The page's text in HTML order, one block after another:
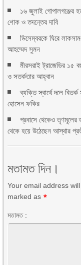
১৬ জুলাই গোপালগঞ্জের
শোক ও তদন্তের দাবি
ডিসেম্বরকে ঘিরে
আহম্মেদ সুমন
মীরসরাই ট্রাজেডির ১৫
ও সতর্কতার আহ্বান
ব্যক্তি স্বার্থে দলে
হোসেন ফকির
প্রবাসে থেকেও তৃণমূলের
থেকে হয়ে উঠেছেন আস্থার
মতামত দিন।
Your email address
marked as *
মতামত :